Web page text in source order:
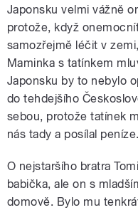
Japonsku velmi vážně
protože, když
samozřejmě léčit v
Maminka s tatínkem
Japonsku by to nebylo
do tehdejšího
sebou, protože tatínek
nás tady a posílal
O nejstaršího bratra
babička, ale on s
domově. Bylo mu